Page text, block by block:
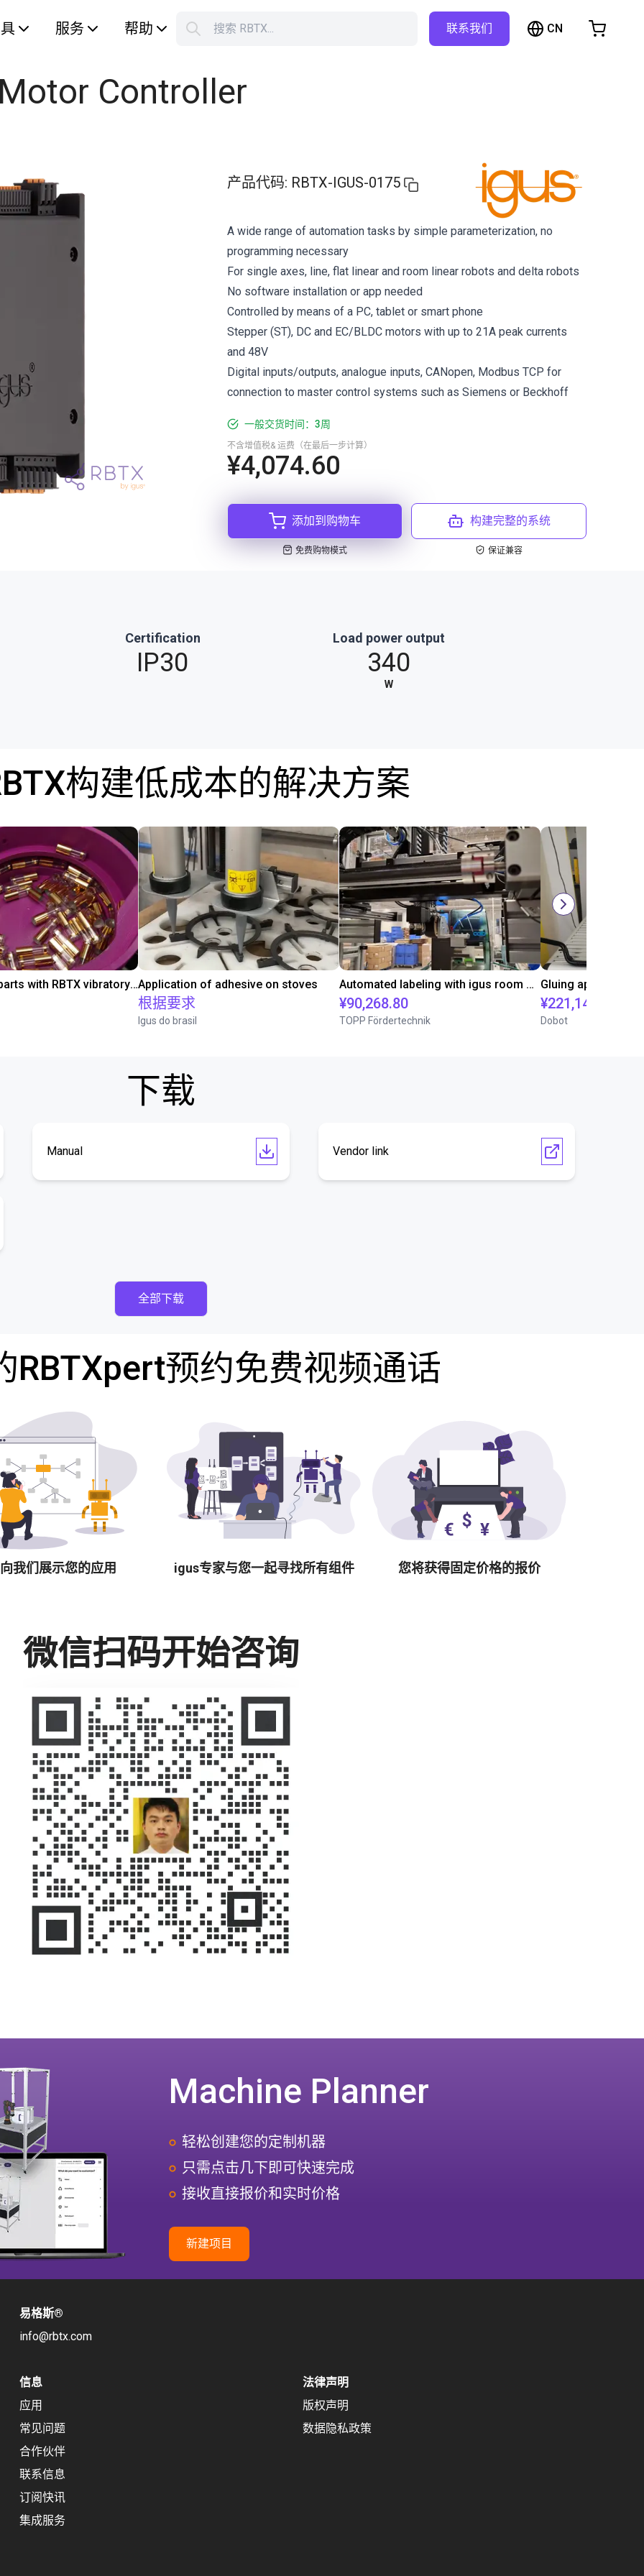
服务 帮助 搜索 RBTX... 联系我们 CN
Controller
产品代码: RBTX-IGUS-0175
A wide range of automation tasks by simple parameterization, no
programming necessary
For single axes, line, flat linear and room linear robots and delta robots
No software installation or app needed
Controlled by means of a PC, tablet or smart phone
Stepper (ST), DC and EC/BLDC motors with up to 21A peak currents
and 48V
Digital inputs/outputs, analogue inputs, CANopen, Modbus TCP for
connection to master control systems such as Siemens or Beckhoff
一般交货时间：3周
¥4,074.60
不含增值税& 运费（在最后一步计算）
添加到购物车
免费购物模式
构建完整的系统
保证兼容
Certification
IP30
Load power output
340
W
构建低成本的解决方案
Separating parts with RBTX vibratory feederApplication of adhesive on stoves
根据要求
Igus do brasil
Automated labeling with igus room gantry and a cab label printer
¥90,268.80
TOPP Fördertechnik
¥221,141.30
Dobot
下载
Manual Vendor link
全部下载
RBTXpert预约免费视频通话
向我们展示您的应用 igus专家与您一起寻找所有组件 您将获得固定价格的报价
微信扫码开始咨询
Machine Planner
轻松创建您的定制机器
只需点击几下即可快速完成
接收直接报价和实时价格
新建项目
易格斯®
info@rbtx.com
信息
应用
常见问题
合作伙伴
联系信息
订阅快讯
集成服务
法律声明
版权声明
数据隐私政策